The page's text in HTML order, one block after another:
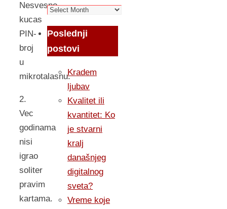
Nesvesno
kucas
PIN-
broj
u
mikrotalasnu.
2.
Vec
godinama
nisi
igrao
soliter
pravim
kartama.
Arhiva
Poslednji
postovi
Kradem
ljubav
Kvalitet ili
kvantitet: Ko
je stvarni
kralj
današnjeg
digitalnog
sveta?
Vreme koje